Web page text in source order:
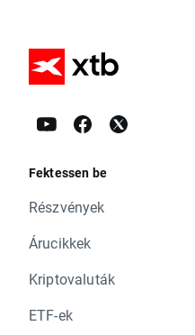
Fektessen be
Részvények
Árucikkek
Kriptovaluták
ETF-ek